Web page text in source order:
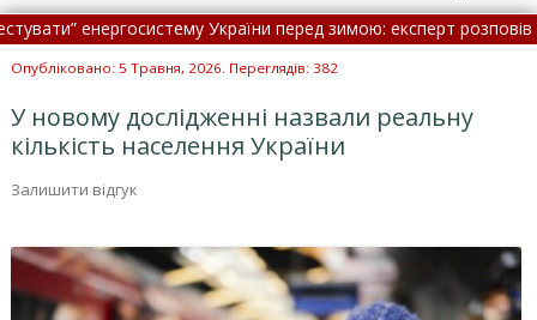
енергосистему України перед зимою: експерт розповів
землетрус: якої сили• Офіційний курс валют на 9
Опубліковано: 5 Травня, 2026. Переглядів: 382
У новому дослідженні назвали реальну
кількість населення України
Залишити відгук